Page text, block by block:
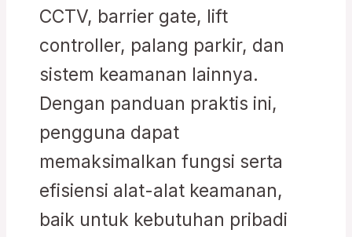
CCTV, barrier gate, lift
controller, palang parkir, dan
sistem keamanan lainnya.
Dengan panduan praktis ini,
pengguna dapat
memaksimalkan fungsi serta
efisiensi alat-alat keamanan,
baik untuk kebutuhan pribadi